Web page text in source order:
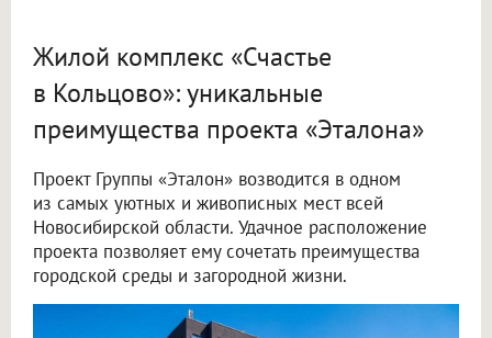
Жилой комплекс «Счастье
в Кольцово»: уникальные
преимущества проекта «Эталона»
Проект Группы «Эталон» возводится в одном
из самых уютных и живописных мест всей
Новосибирской области. Удачное расположение
проекта позволяет ему сочетать преимущества
городской среды и загородной жизни.